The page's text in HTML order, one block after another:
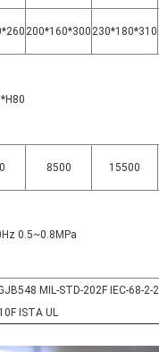
200*160*300230*180*310
8500 15500
0.5~0.8MPa
MIL-STD-202F IEC-68-2-
ISTA UL